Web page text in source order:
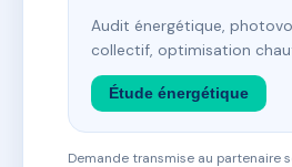
Audit énergétique,
collectif, optimisation
Étude énergétique
Demande transmise au partenaire